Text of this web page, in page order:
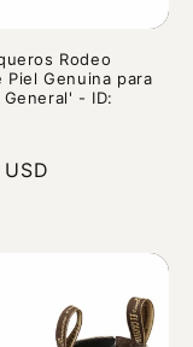
Rodeo
Piel Genuina para
- ID: